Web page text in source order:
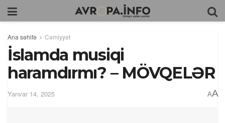
Ana səhifə Cəmiyyət
İslamda musiqi
haramdırmı? – MÖVQELƏR
Yanvar 14, 2025 AA